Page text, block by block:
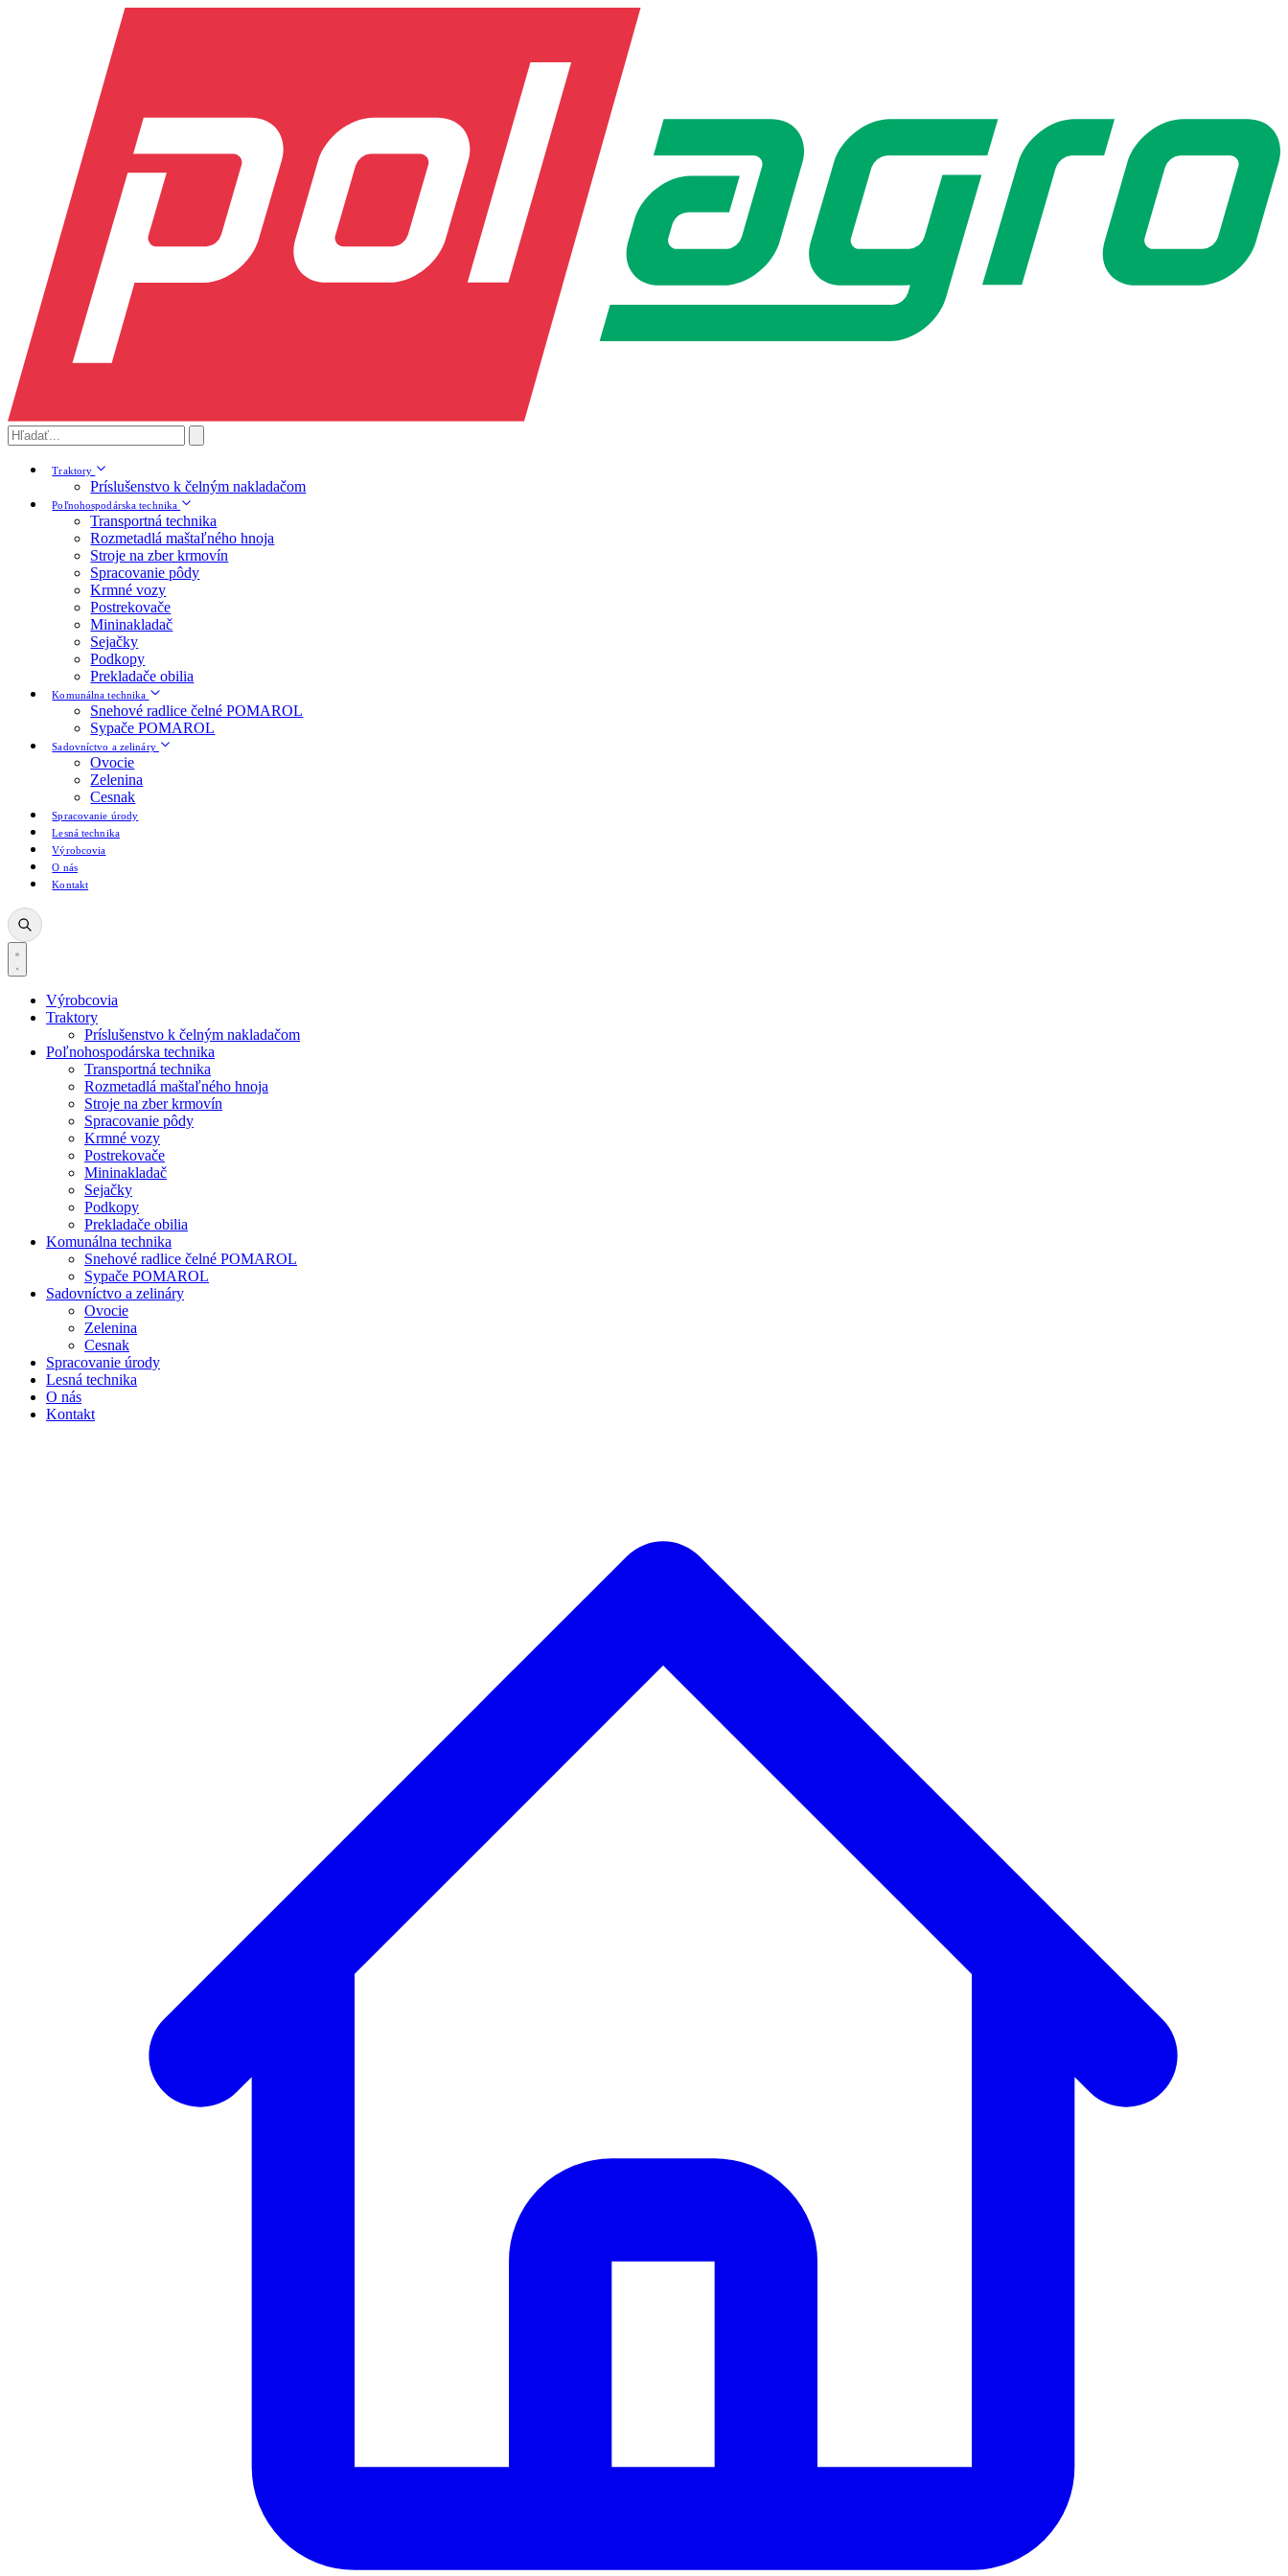
Traktory
Príslušenstvo k čelným nakladačom
Poľnohospodárska technika
Transportná technika
Rozmetadlá maštaľného hnoja
Stroje na zber krmovín
Spracovanie pôdy
Krmné vozy
Postrekovače
Mininakladač
Sejačky
Podkopy
Prekladače obilia
Komunálna technika
Snehové radlice čelné POMAROL
Sypače POMAROL
Sadovníctvo a zelináry
Ovocie
Zelenina
Cesnak
Spracovanie úrody
Lesná technika
Výrobcovia
O nás
Kontakt
Výrobcovia
Traktory
Príslušenstvo k čelným nakladačom
Poľnohospodárska technika
Transportná technika
Rozmetadlá maštaľného hnoja
Stroje na zber krmovín
Spracovanie pôdy
Krmné vozy
Postrekovače
Mininakladač
Sejačky
Podkopy
Prekladače obilia
Komunálna technika
Snehové radlice čelné POMAROL
Sypače POMAROL
Sadovníctvo a zelináry
Ovocie
Zelenina
Cesnak
Spracovanie úrody
Lesná technika
O nás
Kontakt